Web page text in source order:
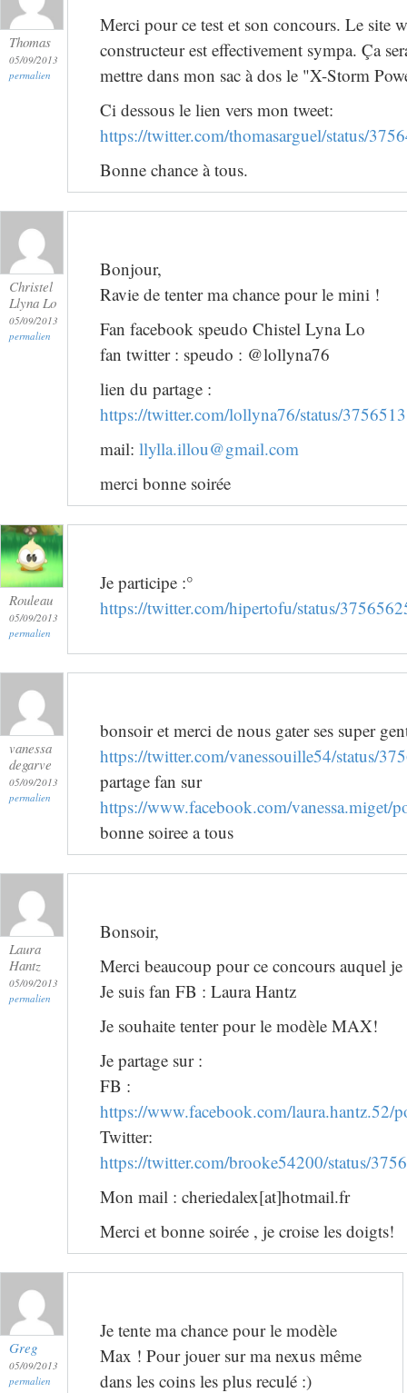
Thomas
05/09/2013
permalien
Merci pour ce test et son concours. Le site
constructeur est effectivement sympa. Ça
mettre dans mon sac à dos le "X-Storm
Ci dessous le lien vers mon tweet:
https://twitter.com/thomasarguel/status/
Bonne chance à tous.
Christel
Llyna Lo
05/09/2013
permalien
Bonjour,
Ravie de tenter ma chance pour le mini !
Fan facebook speudo Chistel Lyna Lo
fan twitter : speudo : @lollyna76
lien du partage :
https://twitter.com/lollyna76/status/
mail: llylla.illou@gmail.com
merci bonne soirée
Rouleau
05/09/2013
permalien
Je participe :°
https://twitter.com/hipertofu/status/
vanessa
degarve
05/09/2013
permalien
bonsoir et merci de nous gater ses super
https://twitter.com/vanessouille54/status/
partage fan sur
https://www.facebook.com/vanessa.miget/
bonne soiree a tous
Laura
Hantz
05/09/2013
permalien
Bonsoir,
Merci beaucoup pour ce concours auquel
Je suis fan FB : Laura Hantz
Je souhaite tenter pour le modèle MAX!
Je partage sur :
FB :
https://www.facebook.com/laura.hantz.52/
Twitter:
https://twitter.com/brooke54200/status/
Mon mail : cheriedalex[at]hotmail.fr
Merci et bonne soirée , je croise les doigts!
Greg
05/09/2013
permalien
Je tente ma chance pour le modèle
Max ! Pour jouer sur ma nexus même
dans les coins les plus reculé :)